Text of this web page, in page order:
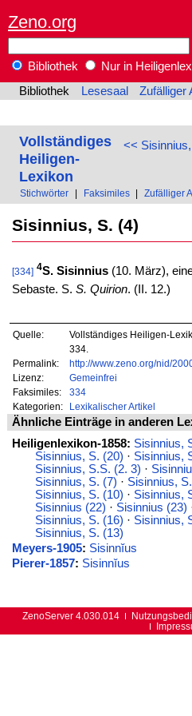
Zeno.org
Bibliothek
Nur in
Bibliothek
Lesesaal Zufälliger
<<
Vollständiges
Heiligen-
Lexikon
Stichwörter Faksimiles Zufälliger
Sisinnius, S. (4)
[334] 4S. Sisinnius(10. März),
Sebaste. S. S. Quirion. (II. 12.)
Quelle:
Vollständiges Heiligen-
334.
Permalink:
http://www.zeno.org/nid/
Lizenz:
Gemeinfrei
Faksimiles:
334
Kategorien:
Lexikalischer Artikel
Ähnliche Einträge in anderen
Heiligenlexikon-1858: Sisinnius,
Sisinnius, S. (20) · Sisinnius,
Sisinnius, S.S. (2. 3) ·
Sisinnius, S. (7) · Sisinnius,
Sisinnius, S. (10) · Sisinnius,
Sisinnius (22) · Sisinnius (23)
Sisinnius, S. (16) · Sisinnius,
Sisinnius, S. (13)
Meyers-1905: Sisinnĭus
Pierer-1857: Sisinnĭus
ZenoServer 4.030.014